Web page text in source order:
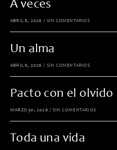
A veces
ABRIL 8, 2026 / SIN COMENTARIOS
Un alma
ABRIL 6, 2026 / SIN COMENTARIOS
Pacto con el olvido
MARZO 30, 2026 / SIN COMENTARIOS
Toda una vida